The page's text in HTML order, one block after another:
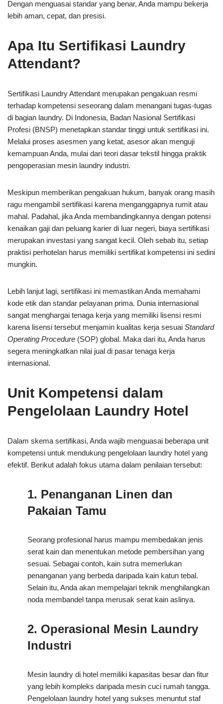
Dengan menguasai standar yang benar, Anda mampu bekerja
lebih aman, cepat, dan presisi.
Apa Itu Sertifikasi Laundry
Attendant?
Sertifikasi Laundry Attendant merupakan pengakuan resmi
terhadap kompetensi seseorang dalam menangani tugas-tugas
di bagian laundry. Di Indonesia, Badan Nasional Sertifikasi
Profesi (BNSP) menetapkan standar tinggi untuk sertifikasi ini.
Melalui proses asesmen yang ketat, asesor akan menguji
kemampuan Anda, mulai dari teori dasar tekstil hingga praktik
pengoperasian mesin laundry industri.
Meskipun memberikan pengakuan hukum, banyak orang masih
ragu mengambil sertifikasi karena menganggapnya rumit atau
mahal. Padahal, jika Anda membandingkannya dengan potensi
kenaikan gaji dan peluang karier di luar negeri, biaya sertifikasi
merupakan investasi yang sangat kecil. Oleh sebab itu, setiap
praktisi perhotelan harus memiliki sertifikat kompetensi ini sedini
mungkin.
Lebih lanjut lagi, sertifikasi ini memastikan Anda memahami
kode etik dan standar pelayanan prima. Dunia internasional
sangat menghargai tenaga kerja yang memiliki lisensi resmi
karena lisensi tersebut menjamin kualitas kerja sesuai Standard
Operating Procedure (SOP) global. Maka dari itu, Anda harus
segera meningkatkan nilai jual di pasar tenaga kerja
internasional.
Unit Kompetensi dalam
Pengelolaan Laundry Hotel
Dalam skema sertifikasi, Anda wajib menguasai beberapa unit
kompetensi untuk mendukung pengelolaan laundry hotel yang
efektif. Berikut adalah fokus utama dalam penilaian tersebut:
1. Penanganan Linen dan
Pakaian Tamu
Seorang profesional harus mampu membedakan jenis
serat kain dan menentukan metode pembersihan yang
sesuai. Sebagai contoh, kain sutra memerlukan
penanganan yang berbeda daripada kain katun tebal.
Selain itu, Anda akan mempelajari teknik menghilangkan
noda membandel tanpa merusak serat kain aslinya.
2. Operasional Mesin Laundry
Industri
Mesin laundry di hotel memiliki kapasitas besar dan fitur
yang lebih kompleks daripada mesin cuci rumah tangga.
Pengelolaan laundry hotel yang sukses menuntut staf